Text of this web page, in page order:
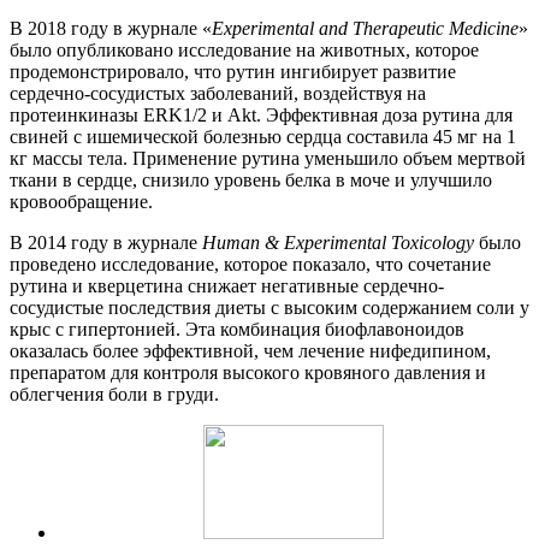
В 2018 году в журнале «Experimental and Therapeutic Medicine»
было опубликовано исследование на животных, которое
продемонстрировало, что рутин ингибирует развитие
сердечно-сосудистых заболеваний, воздействуя на
протеинкиназы ERK1/2 и Akt. Эффективная доза рутина для
свиней с ишемической болезнью сердца составила 45 мг на 1
кг массы тела. Применение рутина уменьшило объем мертвой
ткани в сердце, снизило уровень белка в моче и улучшило
кровообращение.
В 2014 году в журнале Human & Experimental Toxicology было
проведено исследование, которое показало, что сочетание
рутина и кверцетина снижает негативные сердечно-
сосудистые последствия диеты с высоким содержанием соли у
крыс с гипертонией. Эта комбинация биофлавоноидов
оказалась более эффективной, чем лечение нифедипином,
препаратом для контроля высокого кровяного давления и
облегчения боли в груди.